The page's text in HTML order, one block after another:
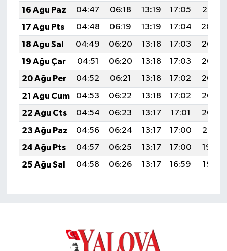
16 Ağu Paz
04:47 06:18 13:19 17:05
20:10
17 Ağu Pts
04:48 06:19 13:19 17:04
20:09
18 Ağu Sal
04:49 06:20 13:18 17:03
20:07
19 Ağu Çar
04:51 06:20 13:18 17:03
20:06
20 Ağu Per
04:52 06:21 13:18 17:02
20:05
21 Ağu Cum
04:53 06:22 13:18 17:02
20:03
22 Ağu Cts
04:54 06:23 13:17 17:01
20:02
23 Ağu Paz
04:56 06:24 13:17 17:00
20:01
24 Ağu Pts
04:57 06:25 13:17 17:00
19:59
25 Ağu Sal
04:58 06:26 13:17 16:59 19:58